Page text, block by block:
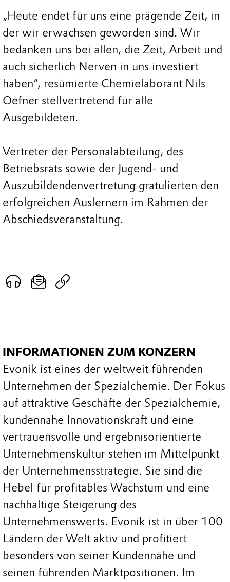
„Heute endet für uns eine prägende Zeit, in
der wir erwachsen geworden sind. Wir
bedanken uns bei allen, die Zeit, Arbeit und
auch sicherlich Nerven in uns investiert
haben“, resümierte Chemielaborant Nils
Oefner stellvertretend für alle
Ausgebildeten.
Vertreter der Personalabteilung, des
Betriebsrats sowie der Jugend- und
Auszubildendenvertretung gratulierten den
erfolgreichen Auslernern im Rahmen der
Abschiedsveranstaltung.
INFORMATIONEN ZUM KONZERN
Evonik ist eines der weltweit führenden
Unternehmen der Spezialchemie. Der Fokus
auf attraktive Geschäfte der Spezialchemie,
kundennahe Innovationskraft und eine
vertrauensvolle und ergebnisorientierte
Unternehmenskultur stehen im Mittelpunkt
der Unternehmensstrategie. Sie sind die
Hebel für profitables Wachstum und eine
nachhaltige Steigerung des
Unternehmenswerts. Evonik ist in über 100
Ländern der Welt aktiv und profitiert
besonders von seiner Kundennähe und
seinen führenden Marktpositionen. Im